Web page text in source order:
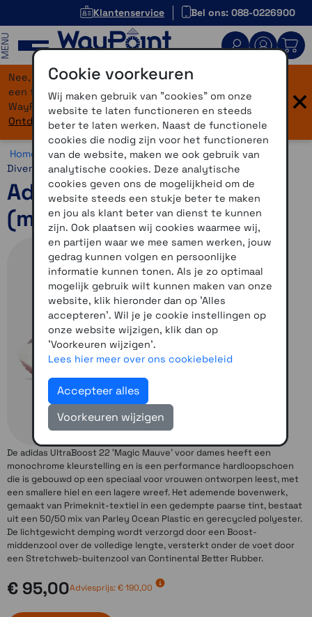
Klantenservice Bel ons: 088-0226900
Nee, je bent niet verdwaald! Onze website heeft
een flinke upgrade gekregen. Dezelfde vertrouwde
WayPoint-service, maar dan in een modern jasje.
Ontdek hier wat er allemaal nieuw is.
×
Home >Overig >WayPoint Running Outlet >Schoenen >
Diversen
Adidas Ultraboost paars
(maat 37 2/3)
De adidas UltraBoost 22 ‘Magic Mauve’ voor dames heeft een
monochrome kleurstelling en is een performance hardloopschoen
die is gebouwd op een speciaal voor vrouwen ontworpen leest, met
een smallere hiel en een lagere wreef. Het ademende bovenwerk,
gemaakt van Primeknit-textiel in een gedempte paarse tint, bestaat
uit een 50/50 mix van Parley Ocean Plastic en gerecycled polyester.
De lichtgewicht demping wordt verzorgd door een Boost-
middenzool over de volledige lengte, versterkt onder de voet door
een Stretchweb-buitenzool van Continental Better Rubber.
€ 95,00Adviesprijs:€ 190,00
Cookie voorkeuren
Wij maken gebruik van "cookies" om onze
website te laten functioneren en steeds
beter te laten werken. Naast de functionele
cookies die nodig zijn voor het functioneren
van de website, maken we ook gebruik van
analytische cookies. Deze analytische
cookies geven ons de mogelijkheid om de
website steeds een stukje beter te maken
en jou als klant beter van dienst te kunnen
zijn. Ook plaatsen wij cookies waarmee wij,
en partijen waar we mee samen werken, jouw
gedrag kunnen volgen en persoonlijke
informatie kunnen tonen. Als je zo optimaal
mogelijk gebruik wilt kunnen maken van onze
website, klik hieronder dan op 'Alles
accepteren'. Wil je je cookie instellingen op
onze website wijzigen, klik dan op
'Voorkeuren wijzigen'.
Lees hier meer over ons cookiebeleid
Accepteer alles
Voorkeuren wijzigen